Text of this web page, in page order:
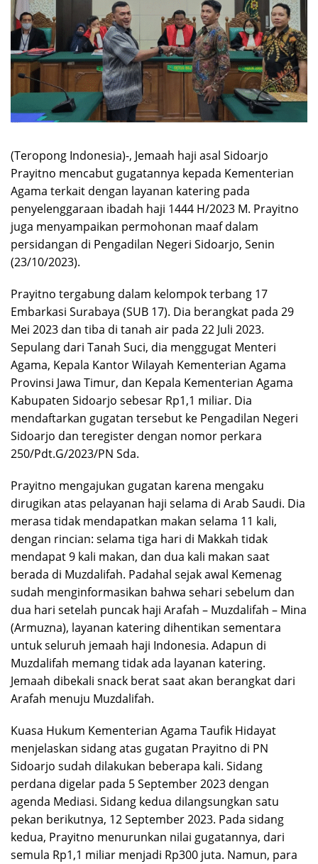
(Teropong Indonesia)-, Jemaah haji asal Sidoarjo
Prayitno mencabut gugatannya kepada Kementerian
Agama terkait dengan layanan katering pada
penyelenggaraan ibadah haji 1444 H/2023 M. Prayitno
juga menyampaikan permohonan maaf dalam
persidangan di Pengadilan Negeri Sidoarjo, Senin
(23/10/2023).
Prayitno tergabung dalam kelompok terbang 17
Embarkasi Surabaya (SUB 17). Dia berangkat pada 29
Mei 2023 dan tiba di tanah air pada 22 Juli 2023.
Sepulang dari Tanah Suci, dia menggugat Menteri
Agama, Kepala Kantor Wilayah Kementerian Agama
Provinsi Jawa Timur, dan Kepala Kementerian Agama
Kabupaten Sidoarjo sebesar Rp1,1 miliar. Dia
mendaftarkan gugatan tersebut ke Pengadilan Negeri
Sidoarjo dan teregister dengan nomor perkara
250/Pdt.G/2023/PN Sda.
Prayitno mengajukan gugatan karena mengaku
dirugikan atas pelayanan haji selama di Arab Saudi. Dia
merasa tidak mendapatkan makan selama 11 kali,
dengan rincian: selama tiga hari di Makkah tidak
mendapat 9 kali makan, dan dua kali makan saat
berada di Muzdalifah. Padahal sejak awal Kemenag
sudah menginformasikan bahwa sehari sebelum dan
dua hari setelah puncak haji Arafah – Muzdalifah – Mina
(Armuzna), layanan katering dihentikan sementara
untuk seluruh jemaah haji Indonesia. Adapun di
Muzdalifah memang tidak ada layanan katering.
Jemaah dibekali snack berat saat akan berangkat dari
Arafah menuju Muzdalifah.
Kuasa Hukum Kementerian Agama Taufik Hidayat
menjelaskan sidang atas gugatan Prayitno di PN
Sidoarjo sudah dilakukan beberapa kali. Sidang
perdana digelar pada 5 September 2023 dengan
agenda Mediasi. Sidang kedua dilangsungkan satu
pekan berikutnya, 12 September 2023. Pada sidang
kedua, Prayitno menurunkan nilai gugatannya, dari
semula Rp1,1 miliar menjadi Rp300 juta. Namun, para